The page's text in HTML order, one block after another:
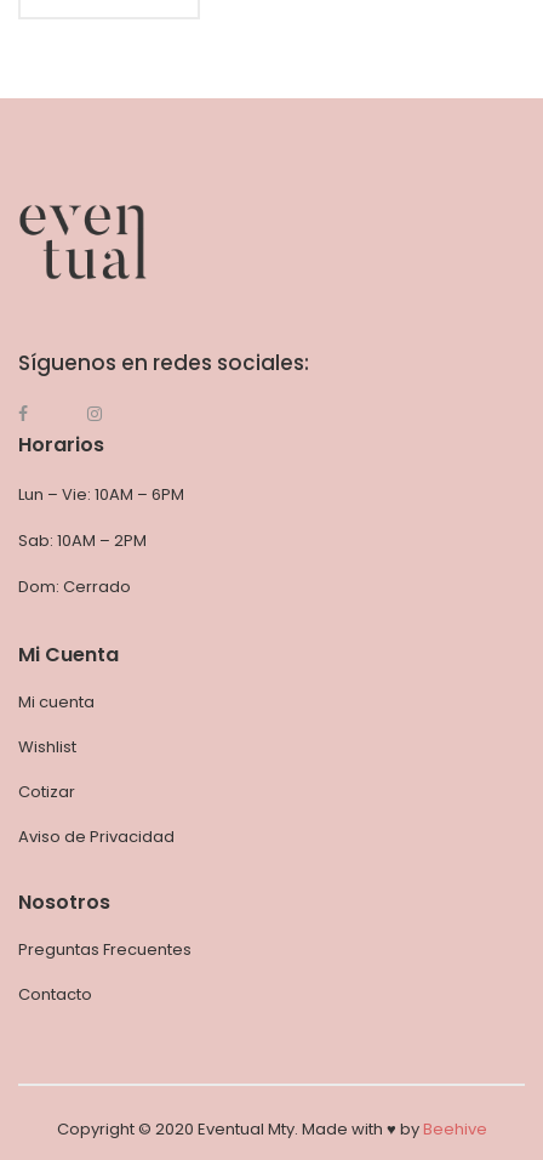
Síguenos en redes sociales:
Horarios
Lun – Vie: 10AM – 6PM
Sab: 10AM – 2PM
Dom: Cerrado
Mi Cuenta
Mi cuenta
Wishlist
Cotizar
Aviso de Privacidad
Nosotros
Preguntas Frecuentes
Contacto
Copyright © 2020 Eventual Mty. Made with ♥︎ by Beehive